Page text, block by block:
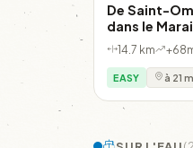
De Saint-
dans le
14.7 km
EASY à 21 m